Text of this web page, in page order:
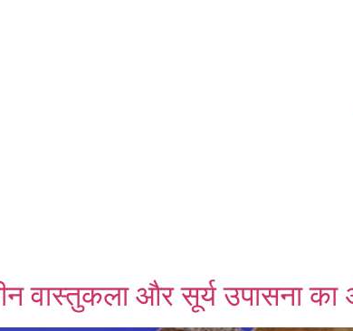
वास्तुकला और सूर्य उपासना